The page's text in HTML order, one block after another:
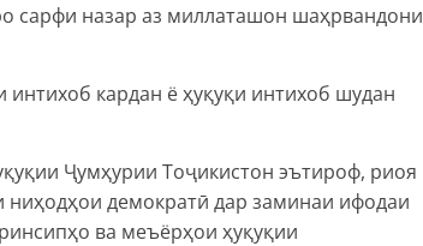
сарфи назар аз миллаташон шаҳрвандони
кардан ё ҳуқуқи интихоб шудан
Ҷумҳурии Тоҷикистон эътироф, риоя
ниҳодҳои демократӣ дар заминаи ифодаи
ва меъёрҳои ҳуқуқии